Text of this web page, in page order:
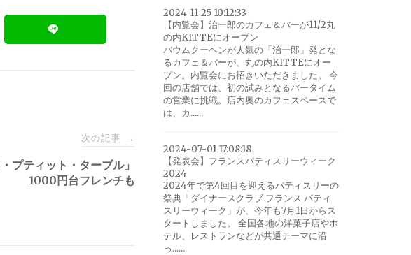
次の記事 →
プティット・ターブル」
1000円台フレンチも
2024-11-25 10:12:33
【内覧会】治一郎のカフェ＆バーが11/2丸
の内KITTEにオープン
バウムクーヘンが人気の「治一郎」発とな
るカフェ＆バーが、丸の内KITTEにオー
プン。内覧会にお招きいただきました。 今
回の店舗では、初の試みとなるバータイム
の営業に挑戦。店内奥のカフェスペースで
は、カ......
2024-07-01 17:08:18
【発表会】フランスパティスリーウィーク
2024
2024年で第4回目を迎えるパティスリーの
祭典「ダイナースクラブ フランス パティ
スリーウィーク」が、今年も7月1日からス
タートしました。 全国各地の洋菓子店やホ
テル、レストランなどが共通テーマに沿
っ......